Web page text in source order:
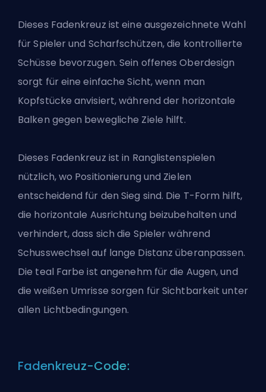
Dieses Fadenkreuz ist eine ausgezeichnete Wahl
für Spieler und Scharfschützen, die kontrollierte
Schüsse bevorzugen. Sein offenes Oberdesign
sorgt für eine einfache Sicht, wenn man
Kopfstücke anvisiert, während der horizontale
Balken gegen bewegliche Ziele hilft.
Dieses Fadenkreuz ist in Ranglistenspielen
nützlich, wo Positionierung und Zielen
entscheidend für den Sieg sind. Die T-Form hilft,
die horizontale Ausrichtung beizubehalten und
verhindert, dass sich die Spieler während
Schusswechsel auf lange Distanz überanpassen.
Die teal Farbe ist angenehm für die Augen, und
die weißen Umrisse sorgen für Sichtbarkeit unter
allen Lichtbedingungen.
Fadenkreuz-Code: